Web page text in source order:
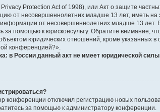
Privacy Protection Act of 1998), или Акт о защите
от несовершеннолетних младше 13 лет, иметь на
от несовершеннолетних младше 13 лет.
за помощью к юрисконсульту. Обратите внимание,
юридических отношений, кроме указанных
конференцией?».
в России данный акт не имеет юридической
конференции отключил регистрацию новых
за помощью к администратору конференции.